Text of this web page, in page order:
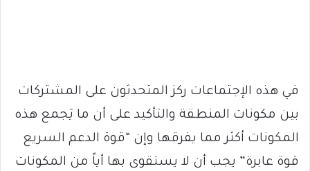
في هذه الإجتماعات ركز المتحدثون على المشتركات
بين مكونات المنطقة والتأكيد على أن ما يَجمع هذه
المكونات أكثر مما يفرقها وإن “قوة الدعم السريع
قوة عابرة” يجب أن لا يستقوى بها أياً من المكونات